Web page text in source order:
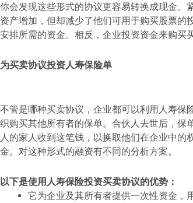
你会发现这些形式的协议更容易转换成现金。
资产增加，但却减少了他们可用于购买股票的
安排所需的资金。相反，企业投资资金来购买
为买卖协议投资人寿保险单
不管是哪种买卖协议，企业都可以利用人寿保
织购买其他所有者的保单。合伙人去世后，保
人的家人收到这笔钱，以换取他们在企业中
金。对这种形式的融资有不同的分析方案。
以下是使用人寿保险投资买卖协议的优势：
它为企业及其所有者提供一次性资金，